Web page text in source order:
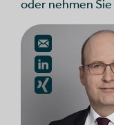
oder nehmen Sie